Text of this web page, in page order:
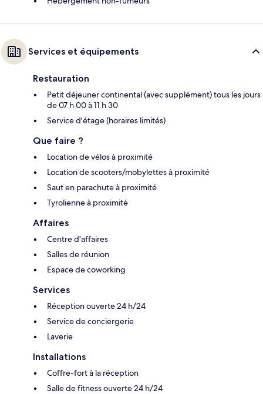
Services et équipements
Restauration
Petit déjeuner continental (avec supplément) tous les jours
de 07 h 00 à 11 h 30
Service d'étage (horaires limités)
Que faire ?
Location de vélos à proximité
Location de scooters/mobylettes à proximité
Saut en parachute à proximité
Tyrolienne à proximité
Affaires
Centre d'affaires
Salles de réunion
Espace de coworking
Services
Réception ouverte 24 h/24
Service de conciergerie
Laverie
Installations
Coffre-fort à la réception
Salle de fitness ouverte 24 h/24